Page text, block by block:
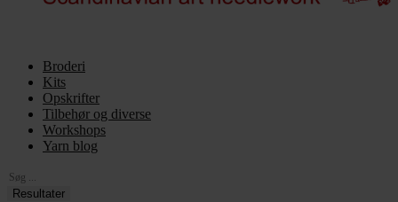
Broderi
Kits
Opskrifter
Tilbehør og diverse
Workshops
Yarn blog
Search
...Resultater